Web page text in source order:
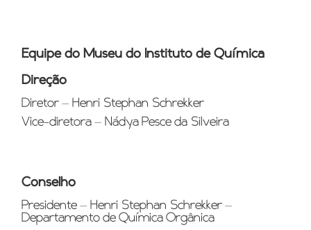
Equipe do Museu do Instituto de Química
Direção
Diretor – Henri Stephan Schrekker
Vice-diretora – Nádya Pesce da Silveira
Conselho
Presidente – Henri Stephan Schrekker –
Departamento de Química Orgânica